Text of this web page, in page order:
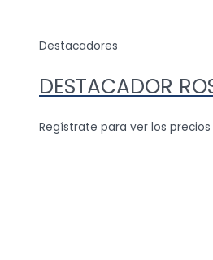
Destacadores
DESTACADOR
Regístrate para ver los precios